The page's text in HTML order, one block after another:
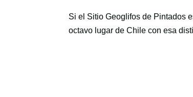
Si el Sitio Geoglifos de Pintados
octavo lugar de Chile con esa